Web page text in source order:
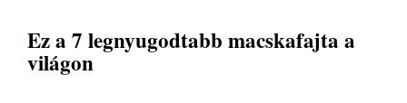
Ez a 7 legnyugodtabb macskafajta a
világon